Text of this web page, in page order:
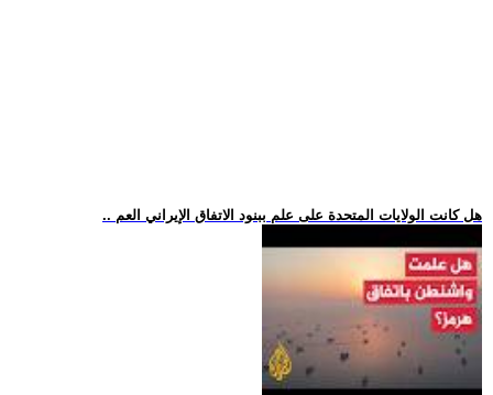
.. هل كانت الولايات المتحدة على علم ببنود الاتفاق الإيراني العم